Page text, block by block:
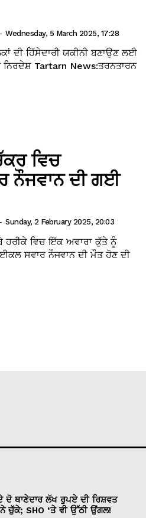
- Wednesday, 5 March 2025, 17:28
ਦੀ ਹਿੱਸੇਦਾਰੀ ਯਕੀਨੀ ਬਣਾਉਣ ਲਈ
Tartarn News:ਤਰਨਤਾਰਨ
ਵਿਚ
ਨੌਜਵਾਨ ਦੀ ਗਈ
- Sunday, 2 February 2025, 20:03
ਹਰੀਕੇ ਵਿਚ ਇੱਕ ਅਵਾਰਾ ਕੁੱਤੇ ਨੂੰ
ਸਵਾਰ ਨੌਜਵਾਨ ਦੀ ਮੌਤ ਹੋਣ ਦੀ
ਥਾਣੇਦਾਰ ਲੱਖ ਰੁਪਏ ਦੀ ਰਿਸ਼ਵਤ
ਚੁੱਕੇ; SHO ‘ਤੇ ਵੀ ਉੱਠੀ ਉਂਗਲ!